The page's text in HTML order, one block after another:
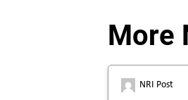
More
NRI Post